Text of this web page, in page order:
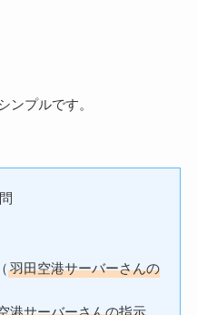
ンプルです。
羽田空港サーバーさんの
港サーバーさんの指示